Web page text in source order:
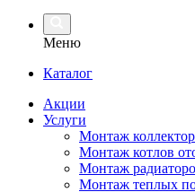
Меню
Каталог
Акции
Услуги
Монтаж
Монтаж котлов
Монтаж
Монтаж теплых